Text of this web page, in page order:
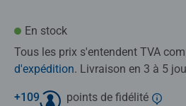
En stock
Tous les prix s'entendent TVA
d'expédition. Livraison en 3 à 5
+109 points de fidélité